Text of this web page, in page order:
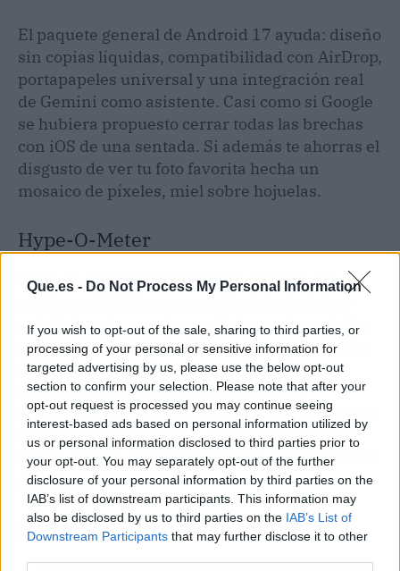
Que.es - Do Not Process My Personal Information
If you wish to opt-out of the sale, sharing to third parties, or
processing of your personal or sensitive information for
targeted advertising by us, please use the below opt-out
section to confirm your selection. Please note that after your
opt-out request is processed you may continue seeing
interest-based ads based on personal information utilized by
us or personal information disclosed to third parties prior to
your opt-out. You may separately opt-out of the further
disclosure of your personal information by third parties on the
IAB’s list of downstream participants. This information may
also be disclosed by us to third parties on the IAB’s List of
Downstream Participants that may further disclose it to other
El paquete general de Android 17 ayuda: diseño
sin copias líquidas, compatibilidad con AirDrop,
portapapeles universal y una integración real
de Gemini como asistente. Casi como si Google
se hubiera propuesto cerrar todas las brechas
con iOS de una sentada. Si además te ahorras el
disgusto de ver tu foto favorita hecha un
mosaico de píxeles, miel sobre hojuelas.
Hype-O-Meter
Nivel de hype: 7,5/10.Google resuelve un
sufrido jamás, pero lo condiciona a los móviles
más caros. Si tu Android es un gama media de
300 euros, te quedas con las ganas. La
verdadera magia empezará cuando la
optimización llegue a todas las gamas, no solo a
los Pixel y Galaxy Ultra — y mientras no se te
ocurra grabar al aire libre con un móvil de hace
dos años.
El resumen para vagos (TL;DR)